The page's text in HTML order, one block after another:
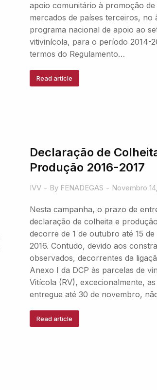
apoio comunitário à promoção de
mercados de países terceiros, no
programa nacional de apoio ao
vitivinícola, para o período 2014-
termos do Regulamento…
Read article
Declaração de
Produção 2016-2017
IVV By FENADEGAS Novembro
Nesta campanha, o prazo de
declaração de colheita e
decorre de 1 de outubro até 15
2016. Contudo, devido aos
observados, decorrentes da
Anexo I da DCP às parcelas de
Vitícola (RV), excecionalmente, as
entregue até 30 de novembro,
Read article